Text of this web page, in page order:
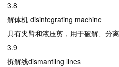
3.8
解体机 disintegrating machine
具有夹臂和液压剪，用于破解、分
3.9
拆解线dismantling lines